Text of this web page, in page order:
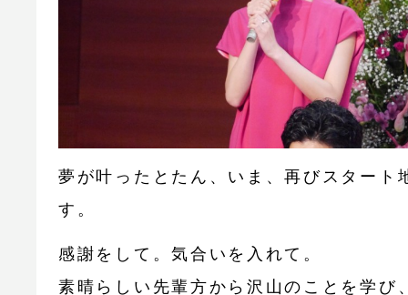
夢が叶ったとたん、いま、再びスタート
す。
感謝をして。気合いを入れて。
素晴らしい先輩方から沢山のことを学び